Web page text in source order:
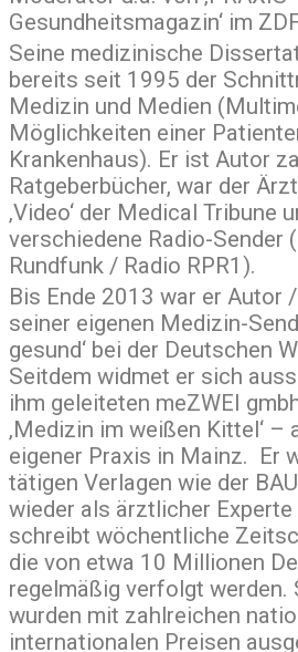
Gesundheitsmagazin‘ im
Seine medizinische
bereits seit 1995 der
Medizin und Medien
Möglichkeiten einer
Krankenhaus). Er ist Autor
Ratgeberbücher, war der
‚Video‘ der Medical Tribune
verschiedene Radio-Sender
Rundfunk / Radio RPR1).
Bis Ende 2013 war er Autor
seiner eigenen Medizin-
gesund‘ bei der Deutschen
Seitdem widmet er sich
ihm geleiteten meZWEI
‚Medizin im weißen Kittel‘ –
eigener Praxis in Mainz. Er
tätigen Verlagen wie der
wieder als ärztlicher Experte
schreibt wöchentliche
die von etwa 10 Millionen
regelmäßig verfolgt werden.
wurden mit zahlreichen
internationalen Preisen